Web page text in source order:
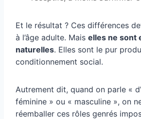
Et le résultat ? Ces différences
à l’âge adulte. Mais elles ne sont
naturelles. Elles sont le pur
conditionnement social.
Autrement dit, quand on parle «
féminine » ou « masculine », on
réemballer ces rôles genrés